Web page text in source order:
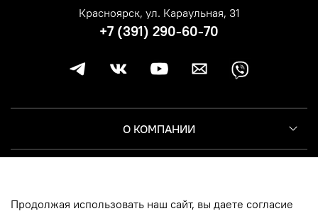
О КОМПАНИИ
ИНФОРМАЦИЯ
Красноярск, ул. Караульная, 31
+7 (391) 290-60-70
Продолжая использовать наш сайт, вы даете согласие